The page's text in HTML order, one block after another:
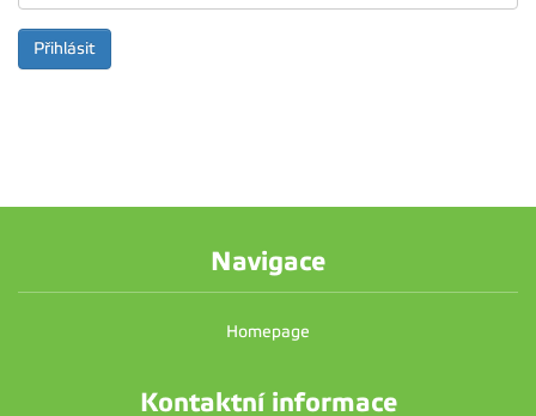
Navigace
Homepage
Kontaktní informace